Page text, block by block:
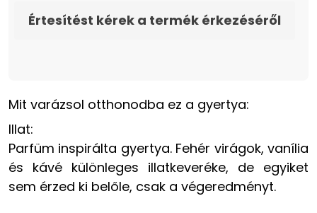
Értesítést kérek a termék érkezéséről
Mit varázsol otthonodba ez a gyertya:
Illat:
Parfüm inspirálta gyertya. Fehér virágok, vanília
és kávé különleges illatkeveréke, de egyiket
sem érzed ki belőle, csak a végeredményt.